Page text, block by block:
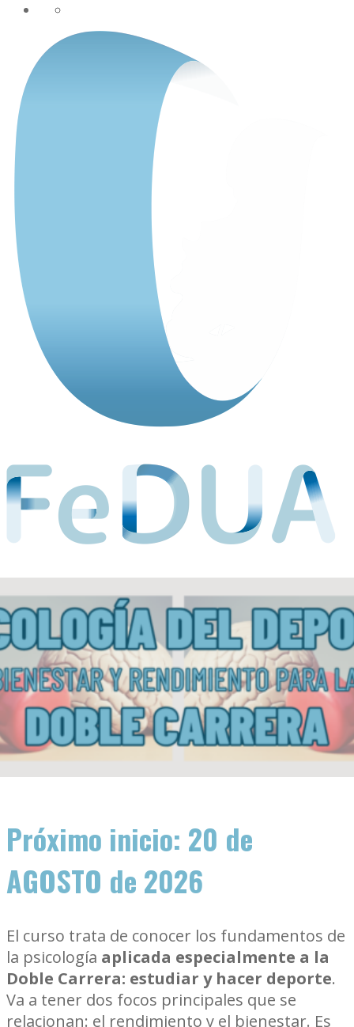
Próximo inicio: 20 de
AGOSTO de 2026
El curso trata de conocer los fundamentos de
la psicología aplicada especialmente a la
Doble Carrera: estudiar y hacer deporte.
Va a tener dos focos principales que se
relacionan: el rendimiento y el bienestar. Es